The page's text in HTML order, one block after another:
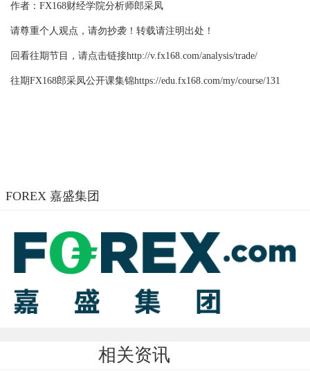
作者：FX168财经学院分析师郎采凤
请尊重个人观点，请勿抄袭！转载请注明出处！
回看往期节目，请点击链接http://v.fx168.com/analysis/trade/
往期FX168郎采凤公开课集锦https://edu.fx168.com/my/course/131
FOREX 嘉盛集团
相关资讯